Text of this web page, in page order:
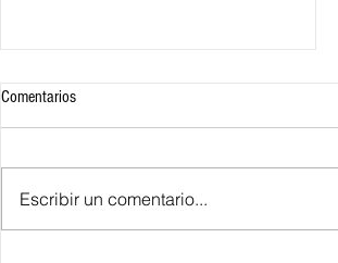
Comentarios
Escribir un comentario...